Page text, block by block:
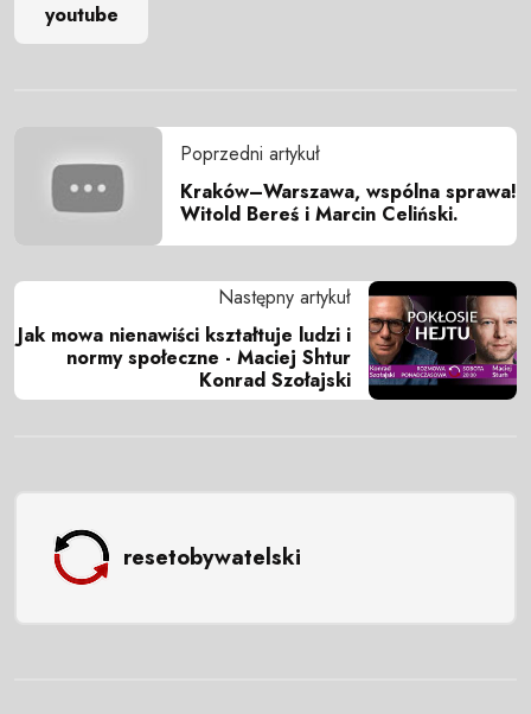
youtube
Poprzedni artykuł
Kraków–Warszawa, wspólna sprawa!
Witold Bereś i Marcin Celiński.
Następny artykuł
Jak mowa nienawiści kształtuje ludzi i
normy społeczne - Maciej Shtur
Konrad Szołajski
resetobywatelski